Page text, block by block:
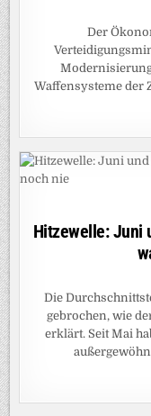
Der
Waffensysteme der
Hitzewelle: Juni
Die
gebrochen, wie
erklärt. Seit Mai